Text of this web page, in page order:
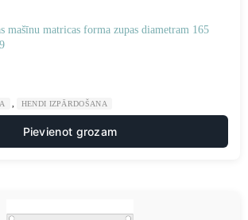
mašīnu matricas forma zupas diametram 165
HENDI IZPĀRDOŠANA
Pievienot grozam